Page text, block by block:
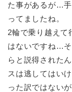
た事があるが…
ってましたね。
2輪で乗り越えて
はないですね…
らと説得された
スは逃してはい
った訳ではない